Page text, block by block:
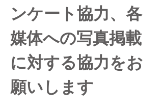
ンケート協力、各
媒体への写真掲載
に対する協力をお
願いします